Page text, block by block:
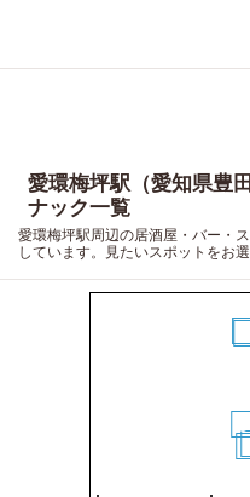
愛環梅坪駅（愛知県豊
ナック一覧
愛環梅坪駅周辺の居酒屋・バー・
しています。見たいスポットをお選
8